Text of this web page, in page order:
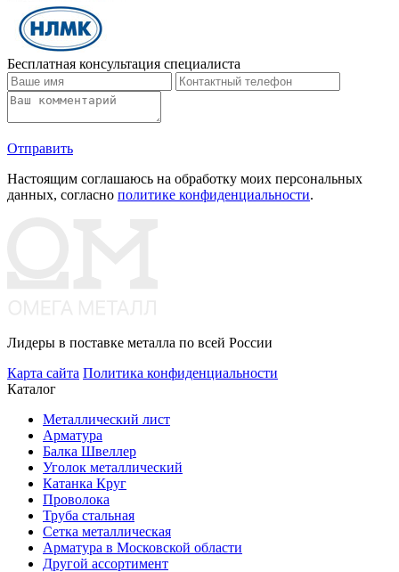
Бесплатная консультация специалиста
Отправить
Настоящим соглашаюсь на обработку моих персональных
данных, согласно политике конфиденциальности.
Лидеры в поставке металла по всей России
Карта сайта Политика конфиденциальности
Каталог
Металлический лист
Арматура
Балка Швеллер
Уголок металлический
Катанка Круг
Проволока
Труба стальная
Сетка металлическая
Арматура в Московской области
Другой ассортимент